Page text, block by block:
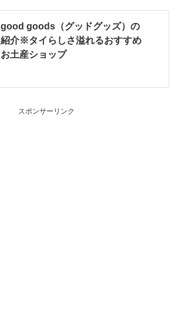
good goods（グッドグッズ）の
紹介※タイらしさ溢れるおすすめ
お土産ショップ
スポンサーリンク